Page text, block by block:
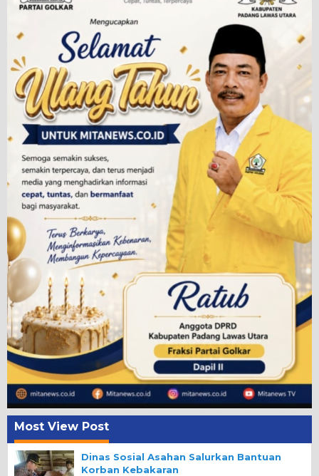
Most View Post
Dinas Sosial Asahan Salurkan Bantuan
Korban Kebakaran